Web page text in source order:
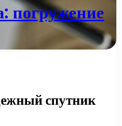
погружение
спутник